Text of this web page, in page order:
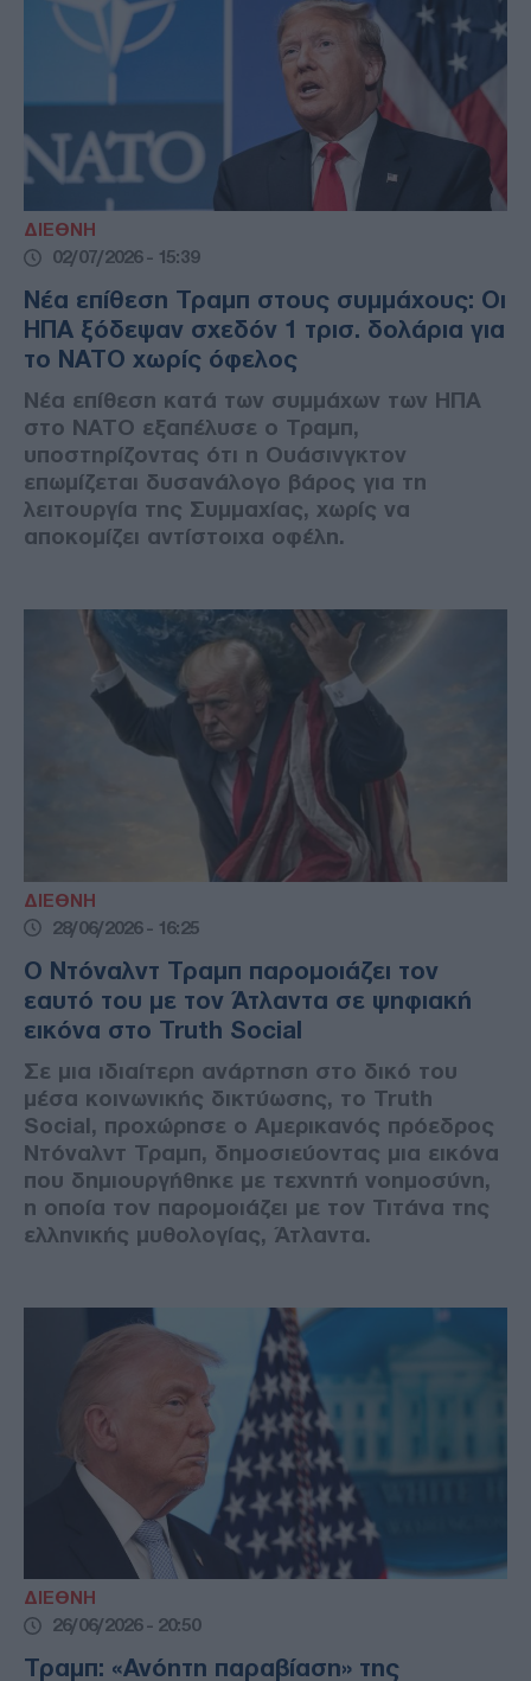
ΔΙΕΘΝΗ
02/07/2026 - 15:39
Νέα επίθεση Τραμπ στους συμμάχους: Οι
ΗΠΑ ξόδεψαν σχεδόν 1 τρισ. δολάρια για
το ΝΑΤΟ χωρίς όφελος
Νέα επίθεση κατά των συμμάχων των ΗΠΑ
στο ΝΑΤΟ εξαπέλυσε ο Τραμπ,
υποστηρίζοντας ότι η Ουάσινγκτον
επωμίζεται δυσανάλογο βάρος για τη
λειτουργία της Συμμαχίας, χωρίς να
αποκομίζει αντίστοιχα οφέλη.
ΔΙΕΘΝΗ
28/06/2026 - 16:25
Ο Ντόναλντ Τραμπ παρομοιάζει τον
εαυτό του με τον Άτλαντα σε ψηφιακή
εικόνα στο Truth Social
Σε μια ιδιαίτερη ανάρτηση στο δικό του
μέσα κοινωνικής δικτύωσης, το Truth
Social, προχώρησε ο Αμερικανός πρόεδρος
Ντόναλντ Τραμπ, δημοσιεύοντας μια εικόνα
που δημιουργήθηκε με τεχνητή νοημοσύνη,
η οποία τον παρομοιάζει με τον Τιτάνα της
ελληνικής μυθολογίας, Άτλαντα.
ΔΙΕΘΝΗ
26/06/2026 - 20:50
Τραμπ: «Ανόητη παραβίαση» της